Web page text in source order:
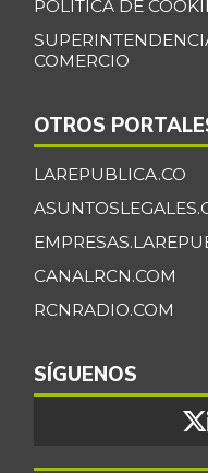
POLÍTICA DE
COMERCIO
OTROS
LAREPUBLICA.CO
CANALRCN.COM
RCNRADIO.COM
SÍGUENOS